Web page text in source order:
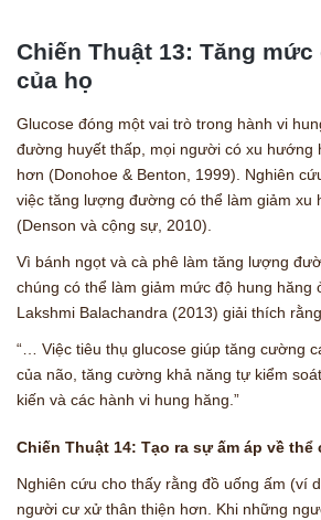
Chiến Thuật 13: Tăng
của họ
Glucose đóng một vai trò trong hành vi
đường huyết thấp, mọi người có xu hướng
hơn (Donohoe & Benton, 1999). Nghiên
việc tăng lượng đường có thể làm giảm xu
(Denson và cộng sự, 2010).
Vì bánh ngọt và cà phê làm tăng lượng
chúng có thể làm giảm mức độ hung hăng
Lakshmi Balachandra (2013) giải thích
“… Việc tiêu thụ glucose giúp tăng cường
của não, tăng cường khả năng tự kiểm
kiến và các hành vi hung hăng.”
Chiến Thuật 14: Tạo ra sự ấm áp về thể
Nghiên cứu cho thấy rằng đồ uống ấm (ví
người cư xử thân thiện hơn. Khi những